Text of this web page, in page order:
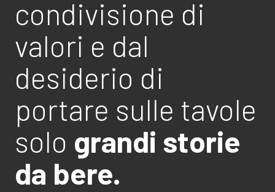
condivisione di
valori e dal
desiderio di
portare sulle tavole
solo grandi storie
da bere.